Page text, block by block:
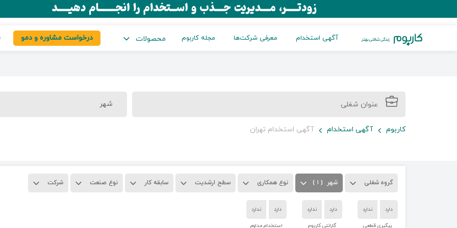
آگهی استخدام معرفی شرکت‌ها مجله کاربوم محصولات درخواست مشاوره و دمو
شهر
کاربوم آگهی استخدام آگهی استخدام تهران
گروه شغلی شهر ( ۱ ) نوع همکاری سطح ارشدیت سابقه کار نوع صنعت شرکت
دارد ندارد
پیگیری قطعی
دارد ندارد
گارانتی کاربوم
دارد ندارد
استخدام مداوم